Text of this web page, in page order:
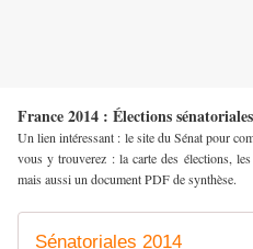
France 2014 : Élections
Un lien intéressant : le site du Sénat pour
vous y trouverez : la carte des élections,
mais aussi un document PDF de synthèse.
Sénatoriales 2014